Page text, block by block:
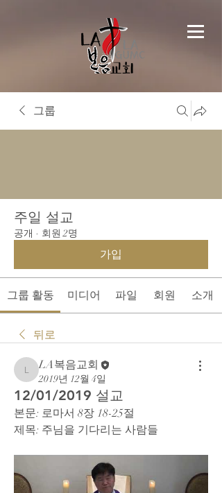
그룹
주일 설교
공개 · 회원 2명
가입
그룹 활동 미디어 파일 회원 소개
뒤로
LA복음교회
LA복음교회
2019년 12월 4일
12/01/2019 설교
본문: 로마서 8장 18-25절
제목: 주님을 기다리는 사람들